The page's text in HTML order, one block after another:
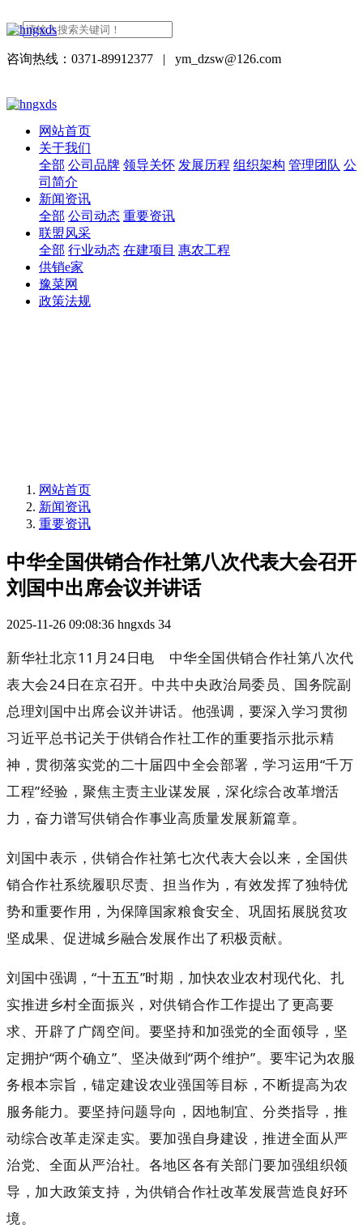
咨询热线：0371-89912377 | ym_dzsw@126.com
网站首页
关于我们
全部 公司品牌 领导关怀 发展历程 组织架构 管理团队 公
司简介
新闻资讯
全部 公司动态 重要资讯
联盟风采
全部 行业动态 在建项目 惠农工程
供销e家
豫菜网
政策法规
网站首页
新闻资讯
重要资讯
中华全国供销合作社第八次代表大会召开
刘国中出席会议并讲话
2025-11-26 09:08:36 hngxds 34
新华社北京11月24日电 中华全国供销合作社第八次代
表大会24日在京召开。中共中央政治局委员、国务院副
总理刘国中出席会议并讲话。他强调，要深入学习贯彻
习近平总书记关于供销合作社工作的重要指示批示精
神，贯彻落实党的二十届四中全会部署，学习运用“千万
工程”经验，聚焦主责主业谋发展，深化综合改革增活
力，奋力谱写供销合作事业高质量发展新篇章。
刘国中表示，供销合作社第七次代表大会以来，全国供
销合作社系统履职尽责、担当作为，有效发挥了独特优
势和重要作用，为保障国家粮食安全、巩固拓展脱贫攻
坚成果、促进城乡融合发展作出了积极贡献。
刘国中强调，“十五五”时期，加快农业农村现代化、扎
实推进乡村全面振兴，对供销合作工作提出了更高要
求、开辟了广阔空间。要坚持和加强党的全面领导，坚
定拥护“两个确立”、坚决做到“两个维护”。要牢记为农服
务根本宗旨，锚定建设农业强国等目标，不断提高为农
服务能力。要坚持问题导向，因地制宜、分类指导，推
动综合改革走深走实。要加强自身建设，推进全面从严
治党、全面从严治社。各地区各有关部门要加强组织领
导，加大政策支持，为供销合作社改革发展营造良好环
境。